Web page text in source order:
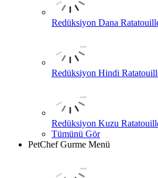
Redüksiyon Dana
Redüksiyon Hindi
Redüksiyon Kuzu
Tümünü Gör
PetChef Gurme Menü